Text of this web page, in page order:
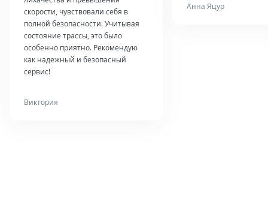
скорости, чувствовали себя в
полной безопасности. Учитывая
состояние трассы, это было
особенно приятно. Рекомендую
как надежный и безопасный
сервис!
Виктория
Анна Яцур